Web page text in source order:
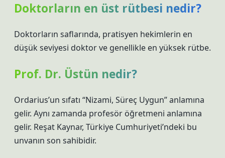
Doktorların en üst rütbesi nedir?
Doktorların saflarında, pratisyen hekimlerin en
düşük seviyesi doktor ve genellikle en yüksek rütbe.
Prof. Dr. Üstün nedir?
Ordarius’un sıfatı “Nizami, Süreç Uygun” anlamına
gelir. Aynı zamanda profesör öğretmeni anlamına
gelir. Reşat Kaynar, Türkiye Cumhuriyeti’ndeki bu
unvanın son sahibidir.